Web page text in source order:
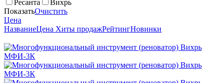
Ресанта
Вихрь
ПоказатьОчистить
Цена
НазваниеЦена Хиты продажРейтингНовинки